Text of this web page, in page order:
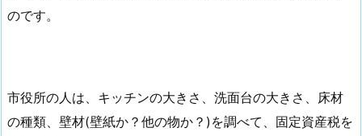
のです。
市役所の人は、キッチンの大きさ、洗面台の大きさ、床材
の種類、壁材(壁紙か？他の物か？)を調べて、固定資産税を